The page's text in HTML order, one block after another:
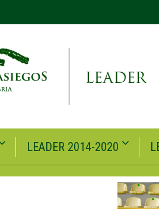
LEADER 2014-2020